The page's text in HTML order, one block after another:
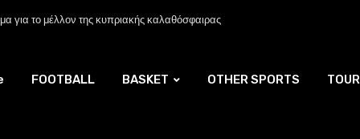
το μέλλον της κυπριακής καλαθόσφαιρας
FOOTBALL BASKET OTHER SPORTS